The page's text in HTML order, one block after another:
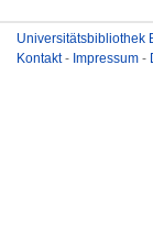
Universitätsbibliothek
Kontakt- Impressum -